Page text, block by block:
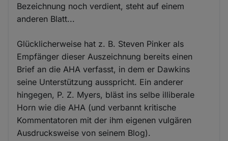
Bezeichnung noch verdient, steht auf einem
anderen Blatt...
Glücklicherweise hat z. B. Steven Pinker als
Empfänger dieser Auszeichnung bereits einen
Brief an die AHA verfasst, in dem er Dawkins
seine Unterstützung ausspricht. Ein anderer
hingegen, P. Z. Myers, bläst ins selbe illiberale
Horn wie die AHA (und verbannt kritische
Kommentatoren mit der ihm eigenen vulgären
Ausdrucksweise von seinem Blog).